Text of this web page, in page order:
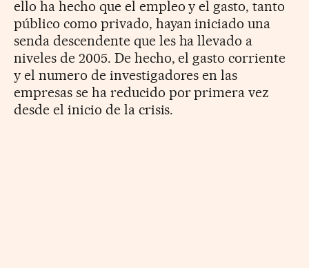
ello ha hecho que el empleo y el gasto, tanto
público como privado, hayan iniciado una
senda descendente que les ha llevado a
niveles de 2005. De hecho, el gasto corriente
y el numero de investigadores en las
empresas se ha reducido por primera vez
desde el inicio de la crisis.